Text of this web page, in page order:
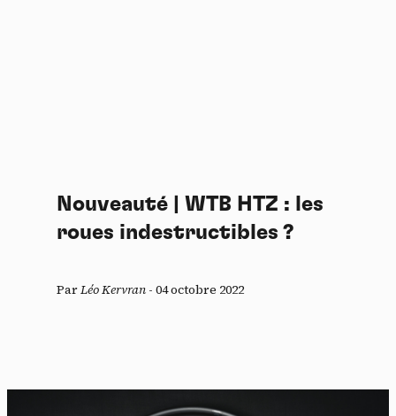
Nouveauté | WTB HTZ : les
roues indestructibles ?
ParLéo Kervran - 04 octobre 2022